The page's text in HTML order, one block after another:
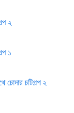
২
১
চোদার চটিগল্প ২